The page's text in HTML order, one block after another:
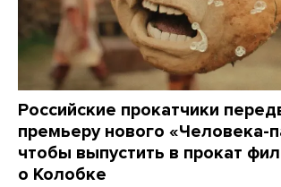
Российские прокатчики
премьеру нового «Человека-
чтобы выпустить в прокат
о Колобке